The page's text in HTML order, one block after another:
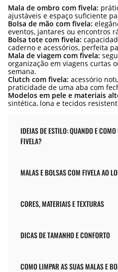
Mala de ombro com fivela:
ajustáveis e espaço suficiente
Bolsa de mão com fivela:
eventos, jantares ou encontros
Bolsa tote com fivela:
caderno e acessórios, perfeita
Mala de viagem com fivela:
organização em viagens curtas
semana.
Clutch com fivela: acessório
praticidade de uma aba com
Modelos em pele e materiais
sintética, lona e tecidos
IDEIAS DE ESTILO: QUANDO E
FIVELA?
MALAS E BOLSAS COM FIVELA AO
CORES, MATERIAIS E TEXTURAS
DICAS DE TAMANHO E CONFORTO
COMO LIMPAR AS SUAS MALAS E